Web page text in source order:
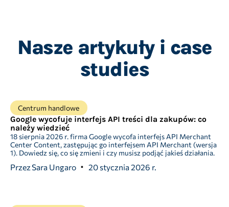
Nasze artykuły i case
studies
Centrum handlowe
Google wycofuje interfejs API treści dla zakupów: co
należy wiedzieć
18 sierpnia 2026 r. firma Google wycofa interfejs API Merchant
Center Content, zastępując go interfejsem API Merchant (wersja
1). Dowiedz się, co się zmieni i czy musisz podjąć jakieś działania.
PrzezSara Ungaro 20 stycznia 2026 r.